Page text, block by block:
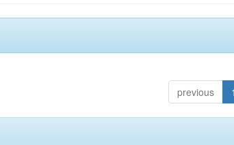
previous 1